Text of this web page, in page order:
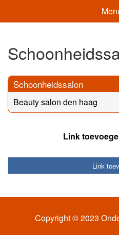
Schoonheidssalon
Beauty salon den haag
Link
Link
Copyright © 2023